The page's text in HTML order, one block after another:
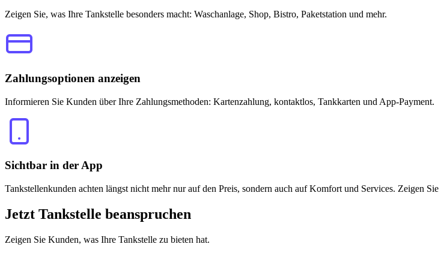
Zeigen Sie, was Ihre Tankstelle besonders macht: Waschanlage, Shop, Bistro, Paketstation und mehr.
Zahlungsoptionen anzeigen
Informieren Sie Kunden über Ihre Zahlungsmethoden: Kartenzahlung, kontaktlos, Tankkarten und App-Payment.
Sichtbar in der App
Tankstellenkunden achten längst nicht mehr nur auf den Preis, sondern auch auf Komfort und Services. Zeigen
Jetzt Tankstelle beanspruchen
Zeigen Sie Kunden, was Ihre Tankstelle zu bieten hat.